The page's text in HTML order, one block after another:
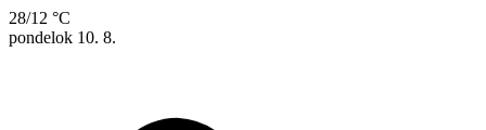
28/12 °C
pondelok 10. 8.